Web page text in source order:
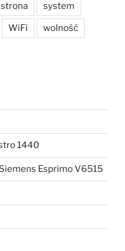
strona system
WiFi wolność
1440
Esprimo V6515